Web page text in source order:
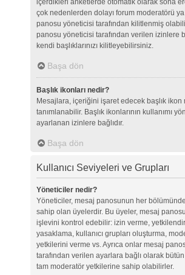
içerdikleri anketlerde otomatik olarak sona
çok nedenlerden dolayı forum moderatörü
panosu yöneticisi tarafından kilitlenmiş
panosu yöneticisi tarafından verilen izinlere
kendi başlıklarınızı kilitleyebilirsiniz.
Başa dön
Başlık ikonları nedir?
Mesajlara, içeriğini işaret edecek başlık ikon
tanımlanabilir. Başlık ikonlarının kullanımı
ayarlanan izinlere bağlıdır.
Başa dön
Kullanıcı Seviyeleri ve Grupları
Yöneticiler nedir?
Yöneticiler, mesaj panosunun her
sahip olan üyelerdir. Bu üyeler, mesaj
işlevini kontrol edebilir: izin verme,
yasaklama, kullanıcı grupları oluşturma,
yetkilerini verme vs. Ayrıca onlar mesaj
tarafından verilen ayarlara bağlı olarak
tam moderatör yetkilerine sahip olabilirler.